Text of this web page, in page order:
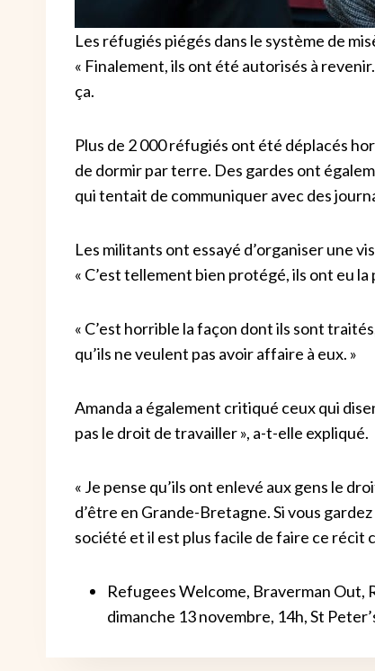
Les réfugiés piégés dans le système de
« Finalement, ils ont été autorisés à
ça.
Plus de 2 000 réfugiés ont été déplacés
de dormir par terre. Des gardes ont
qui tentait de communiquer avec des
Les militants ont essayé d’organiser une
« C’est tellement bien protégé, ils ont eu la
« C’est horrible la façon dont ils sont
qu’ils ne veulent pas avoir affaire à eux. »
Amanda a également critiqué ceux qui
pas le droit de travailler », a-t-elle expliqué.
« Je pense qu’ils ont enlevé aux gens le
d’être en Grande-Bretagne. Si vous
société et il est plus facile de faire ce récit
Refugees Welcome, Braverman Out,
dimanche 13 novembre, 14h, St